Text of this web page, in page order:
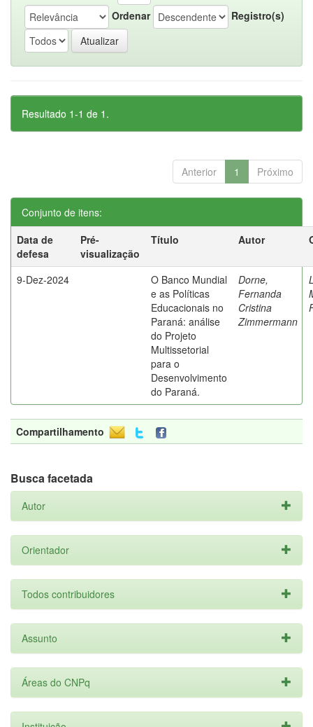
Ordenar
Registro(s)
Resultado 1-1 de 1.
Anterior 1 Próximo
Conjunto de itens:
Data de
defesa
Pré-
visualização
Título Autor
9-Dez-2024
O Banco Mundial
e as Políticas
Educacionais no
Paraná: análise
do Projeto
Multissetorial
para o
Desenvolvimento
do Paraná.
Dorne,
Fernanda
Cristina
Zimmermann
Compartilhamento
Busca facetada
Autor
Orientador
Todos contribuidores
Assunto
Áreas do CNPq